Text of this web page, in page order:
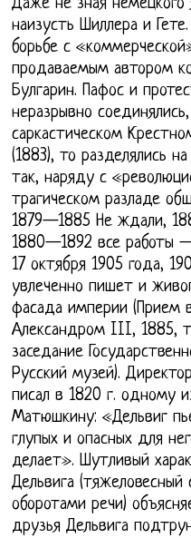
Даже не зная немецкого
наизусть Шиллера и
борьбе с
продаваемым автором
Булгарин. Пафос и
неразрывно
саркастическом
(1883), то разделялись
так, наряду с
трагическом разладе
1879—1885 Не ждали,
1880—1892 все работы
17 октября 1905 года,
увлеченно пишет и
фасада империи (Прием
Александром III, 1885,
заседание
Русский музей).
писал в 1820 г. одному
Матюшкину: «Дельвиг
глупых и опасных для
делает». Шутливый
Дельвига (тяжеловесный
оборотами речи)
друзья Дельвига